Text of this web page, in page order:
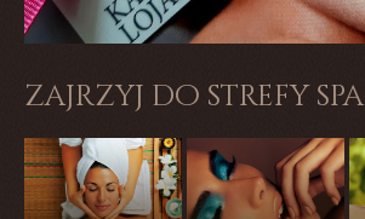
zajrzyj do strefy spa